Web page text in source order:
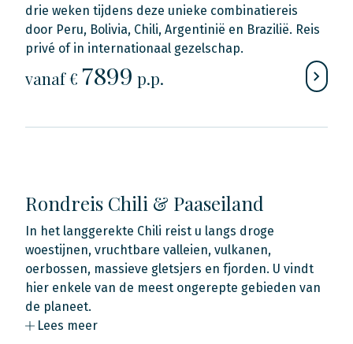
drie weken tijdens deze unieke combinatiereis
door Peru, Bolivia, Chili, Argentinië en Brazilië. Reis
privé of in internationaal gezelschap.
vanaf € 7899 p.p.
Rondreis Chili & Paaseiland
In het langgerekte Chili reist u langs droge
woestijnen, vruchtbare valleien, vulkanen,
oerbossen, massieve gletsjers en fjorden. U vindt
hier enkele van de meest ongerepte gebieden van
de planeet.
Lees meer